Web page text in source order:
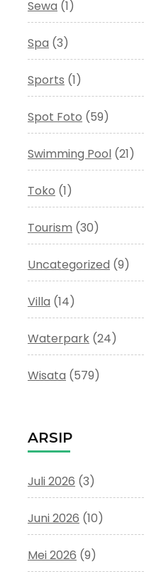
Sewa (1)
Spa (3)
Sports (1)
Spot Foto (59)
Swimming Pool (21)
Toko (1)
Tourism (30)
Uncategorized (9)
Villa (14)
Waterpark (24)
Wisata (579)
ARSIP
Juli 2026 (3)
Juni 2026 (10)
Mei 2026 (9)